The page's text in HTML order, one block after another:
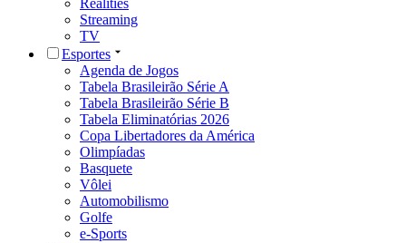
Realities
Streaming
TV
Esportes
Agenda de Jogos
Tabela Brasileirão Série A
Tabela Brasileirão Série B
Tabela Eliminatórias 2026
Copa Libertadores da América
Olimpíadas
Basquete
Vôlei
Automobilismo
Golfe
e-Sports